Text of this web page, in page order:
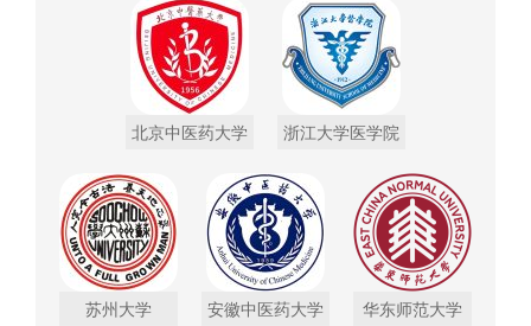
北京中医药大学 浙江大学医学院
苏州大学 安徽中医药大学 华东师范大学